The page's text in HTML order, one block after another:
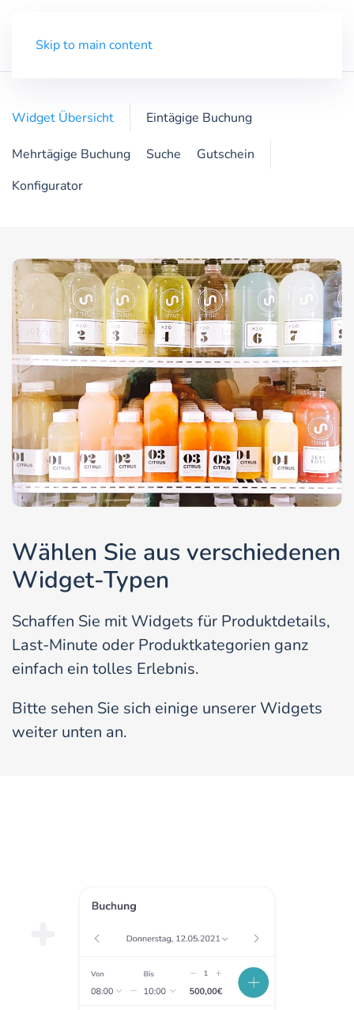
Skip to main content
Widget Übersicht Eintägige Buchung
Mehrtägige Buchung Suche
Gutschein
Konfigurator
Wählen Sie aus verschiedenen
Widget-Typen
Schaffen Sie mit Widgets für Produktdetails,
Last-Minute oder Produktkategorien ganz
einfach ein tolles Erlebnis.
Bitte sehen Sie sich einige unserer Widgets
weiter unten an.